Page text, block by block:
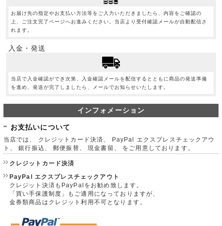
お届け先の指定やお支払い方法等をご入力いただきましたら、内容をご確認の
上、ご注文完了ページへお進みください。当店より受付確認メールが自動配信さ
れます。
入金・発送
当店で入金確認ができ次第、入金確認メールを配信するとともに商品の発送準備
を進め、発送が完了しましたら、メールでお知らせいたします。
インフォメーション
お支払いについて
当店では、 クレジットカード決済、 PayPal エクスプレスチェックアウ
ト、 銀行振込、 郵便振替、 現金書留、 をご用意しております。
クレジットカード決済
PayPal エクスプレスチェックアウト
クレジット決済もPayPalをお勧め致します。
「買い手保護制度」もご適用になっておりますが、
金券類商品はクレジット利用不可となります。